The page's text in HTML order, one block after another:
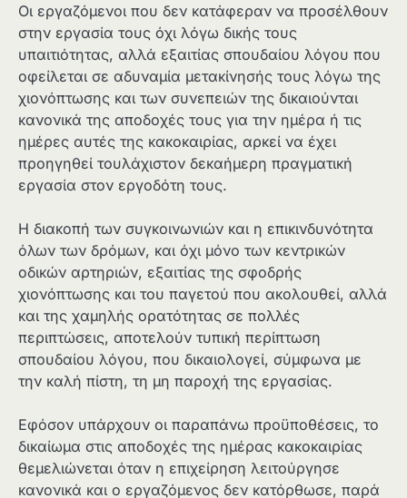
Οι εργαζόμενοι που δεν κατάφεραν να προσέλθουν
στην εργασία τους όχι λόγω δικής τους
υπαιτιότητας, αλλά εξαιτίας σπουδαίου λόγου που
οφείλεται σε αδυναμία μετακίνησής τους λόγω της
χιονόπτωσης και των συνεπειών της δικαιούνται
κανονικά της αποδοχές τους για την ημέρα ή τις
ημέρες αυτές της κακοκαιρίας, αρκεί να έχει
προηγηθεί τουλάχιστον δεκαήμερη πραγματική
εργασία στον εργοδότη τους.
Η διακοπή των συγκοινωνιών και η επικινδυνότητα
όλων των δρόμων, και όχι μόνο των κεντρικών
οδικών αρτηριών, εξαιτίας της σφοδρής
χιονόπτωσης και του παγετού που ακολουθεί, αλλά
και της χαμηλής ορατότητας σε πολλές
περιπτώσεις, αποτελούν τυπική περίπτωση
σπουδαίου λόγου, που δικαιολογεί, σύμφωνα με
την καλή πίστη, τη μη παροχή της εργασίας.
Εφόσον υπάρχουν οι παραπάνω προϋποθέσεις, το
δικαίωμα στις αποδοχές της ημέρας κακοκαιρίας
θεμελιώνεται όταν η επιχείρηση λειτούργησε
κανονικά και ο εργαζόμενος δεν κατόρθωσε, παρά